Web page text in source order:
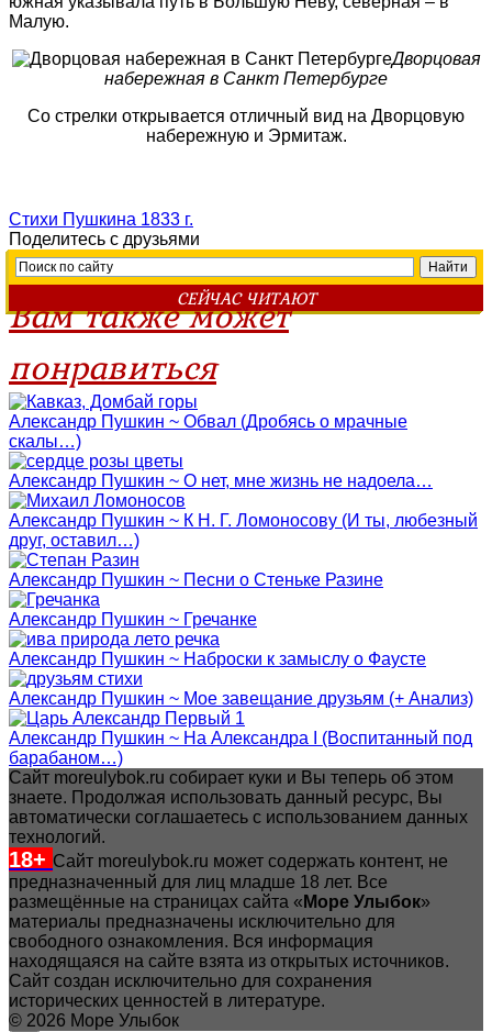
Малую.
Дворцовая
набережная в Санкт Петербурге
Со стрелки открывается отличный вид на Дворцовую
набережную и Эрмитаж.
Стихи Пушкина 1833 г.
Поделитесь с друзьями
СЕЙЧАС ЧИТАЮТ
Вам также может
понравиться
Александр Пушкин ~ Обвал (Дробясь о мрачные
скалы…)
Александр Пушкин ~ О нет, мне жизнь не надоела…
Александр Пушкин ~ К Н. Г. Ломоносову (И ты, любезный
друг, оставил…)
Александр Пушкин ~ Песни о Стеньке Разине
Александр Пушкин ~ Гречанке
Александр Пушкин ~ Наброски к замыслу о Фаусте
Александр Пушкин ~ Мое завещание друзьям (+ Анализ)
Александр Пушкин ~ На Александра I (Воспитанный под
барабаном…)
Сайт moreulybok.ru собирает куки и Вы теперь об этом
знаете. Продолжая использовать данный ресурс, Вы
автоматически соглашаетесь с использованием данных
технологий.
18+ Сайт moreulybok.ru может содержать контент, не
предназначенный для лиц младше 18 лет. Все
размещённые на страницах сайта « Море Улыбок»
материалы предназначены исключительно для
свободного ознакомления. Вся информация
находящаяся на сайте взята из открытых источников.
Сайт создан исключительно для сохранения
исторических ценностей в литературе.
© 2026 Море Улыбок